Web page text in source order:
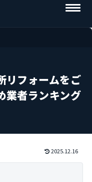
リフォームをご
業者ランキング
2025.12.16